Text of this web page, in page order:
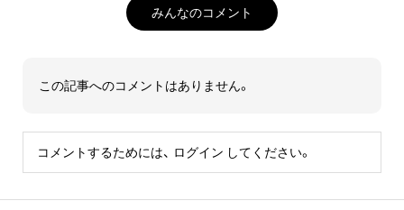
みんなのコメント
この記事へのコメントはありません。
コメントするためには、 ログイン してください。